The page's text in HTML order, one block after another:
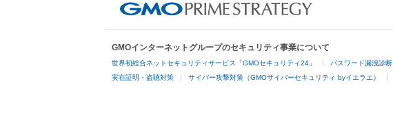
GMOインターネットグループのセキュリティ事業について
世界初総合ネットセキュリティサービス「GMOセキュリティ24」 パスワード漏洩診断
実在証明・盗聴対策 サイバー攻撃対策（GMOサイバーセキュリティ byイエラエ）